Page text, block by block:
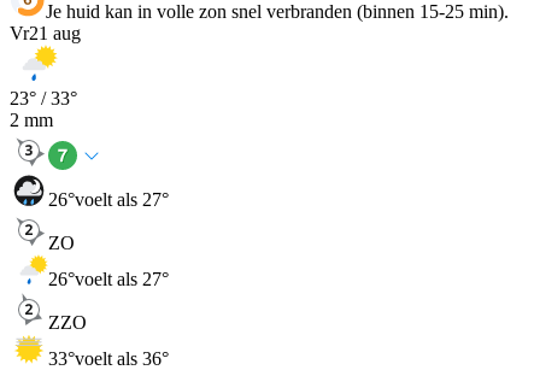
Je huid kan in volle zon snel verbranden (binnen 15-25 min).
Vr21 aug
23° /33°
2 mm
26°voelt als 27°
ZO
26°voelt als 27°
ZZO
33°voelt als 36°